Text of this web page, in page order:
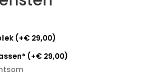
(+€29,00)
(+€29,00)